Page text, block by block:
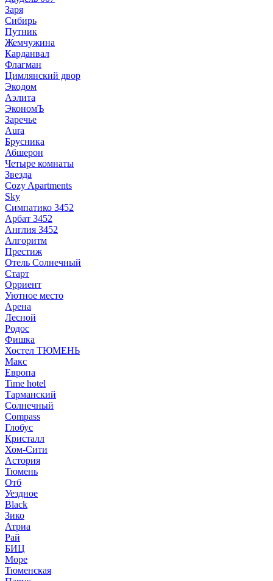
Заря
Сибирь
Путник
Жемчужина
Карданвал
Флагман
Цимлянский двор
Экодом
Аэлита
ЭкономЪ
Заречье
Aura
Брусника
Абшерон
Четыре комнаты
Звезда
Cozy Apartments
Sky
Симпатико 3452
Арбат 3452
Англия 3452
Алгоритм
Престиж
Отель Солнечный
Старт
Орриент
Уютное место
Арена
Лесной
Родос
Фишка
Хостел ТЮМЕНЬ
Макс
Европа
Time hotel
Тарманский
Солнечный
Compass
Глобус
Кристалл
Хом-Сити
Астория
Тюмень
Отб
Уездное
Black
Зико
Атриа
Рай
БИЦ
Море
Тюменская